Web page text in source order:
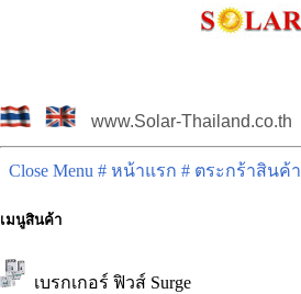
www.Solar-Thailand.co.th
Close Menu # หน้าแรก # ตระกร้าสินค้า
เมนูสินค้า
เบรกเกอร์ ฟิวส์ Surge